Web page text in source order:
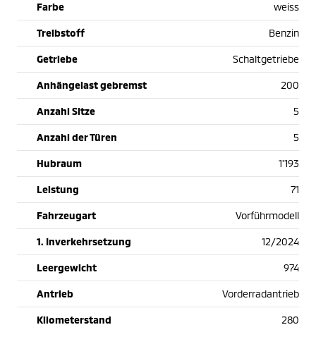
Farbe weiss
Treibstoff Benzin
Getriebe Schaltgetriebe
Anhängelast gebremst 200
Anzahl Sitze 5
Anzahl der Türen 5
Hubraum 1'193
Leistung 71
Fahrzeugart Vorführmodell
1. Inverkehrsetzung 12/2024
Leergewicht 974
Antrieb Vorderradantrieb
Kilometerstand 280